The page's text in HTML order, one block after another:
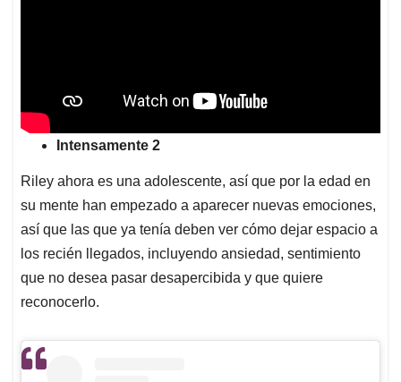
Intensamente 2
Riley ahora es una adolescente, así que por la edad en
su mente han empezado a aparecer nuevas emociones,
así que las que ya tenía deben ver cómo dejar espacio a
los recién llegados, incluyendo ansiedad, sentimiento
que no desea pasar desapercibida y que quiere
reconocerlo.